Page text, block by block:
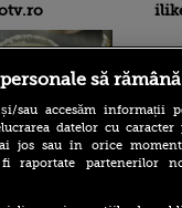
din
să
sau accesăm informații
datelor cu caracter
jos sau în orice
fi raportate